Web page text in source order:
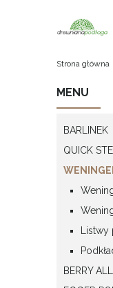
Strona główna
MENU
BARLINEK
QUICK
BERRY